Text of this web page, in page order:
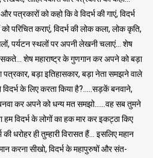
पत्रकारों को कहो कि वे विदर्भ की गाएं, विदर्भ
परिचित कराएं, विदर्भ की लोक कला, लोक कृति,
पर्यटन स्थलों पर अपनी लेखनी चलाएं… शेष
सकते… शेष महाराष्ट्र के गुणगान कर अपने को बड़ा
बड़ा इतिहासकार, बड़ा नेता समझने वाले
विदर्भ के लिए करता किया है?…..सड़कें बनवाने,
बनवा कर अपने को धन्य मत समझो……वह सब तुमने
विदर्भ के लोगों का हक मार कर इकट्ठा किए
धरोहर ही तुम्हारी विरासत हैं… इसलिए महान
करना सीखो, विदर्भ के महापुरुषों और संत-